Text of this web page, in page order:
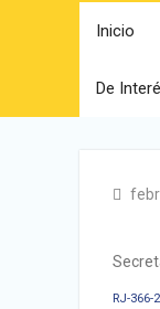
Inicio
De
RJ-366-